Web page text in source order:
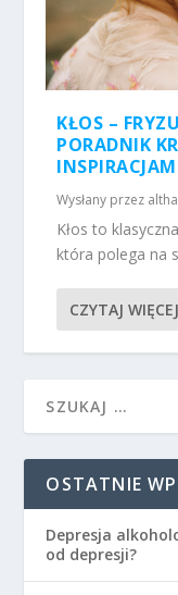
KŁOS –
PORADNIK
Wysłany przez
Kłos to
która polega na
CZYTAJ WIĘCEJ
OSTATNIE
Depresja
od depresji?